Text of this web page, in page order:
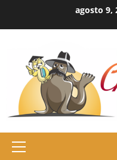
agosto 9,
Primary